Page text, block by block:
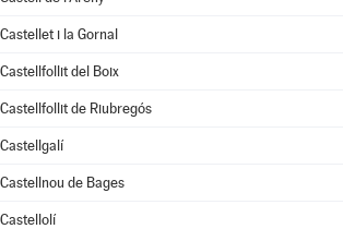
Castellet i la Gornal
Castellfollit del Boix
Castellfollit de Riubregós
Castellgalí
Castellnou de Bages
Castellolí